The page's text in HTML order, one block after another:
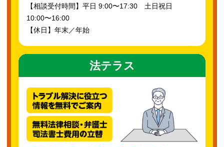
【相談受付時間】平日 9:00〜17:30 土日祝日
10:00〜16:00
【休日】年末／年始
法テラス